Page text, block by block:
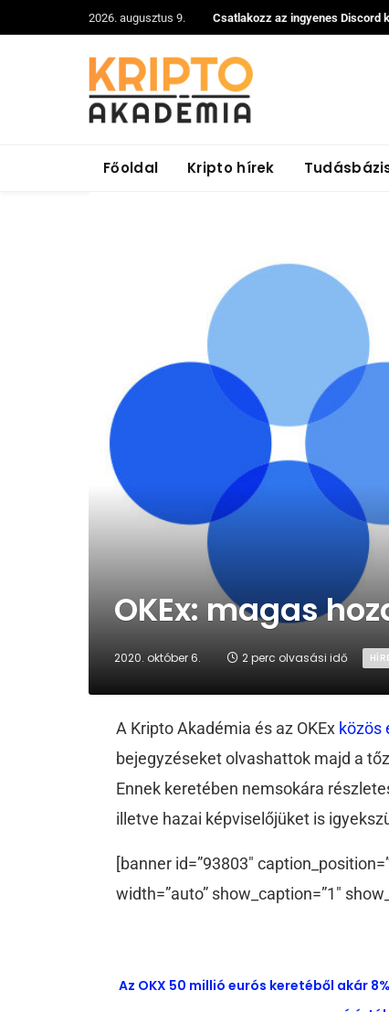
2026. augusztus 9. Csatlakozz az ingyenes Discord
Főoldal Kripto hírek
OKEx: magas
2020. október 6. 2 perc olvasási idő
A Kripto Akadémia és az OKEx közös
bejegyzéseket olvashattok majd a
Ennek keretében nemsokára
illetve hazai képviselőjüket is
[banner id=”93803″
width=”auto” show_caption=”1″
Az OKX 50 millió eurós keretéből akár